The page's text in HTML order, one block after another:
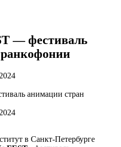
— фестиваль
в Санкт-Петербурге